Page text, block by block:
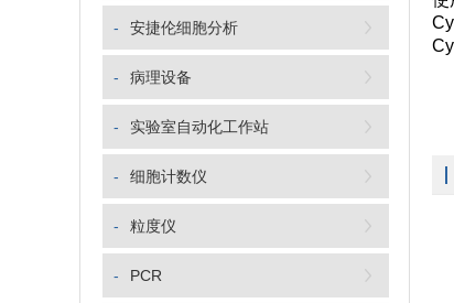
- 安捷伦细胞分析
- 病理设备
- 实验室自动化工作站
- 细胞计数仪
- 粒度仪
- PCR